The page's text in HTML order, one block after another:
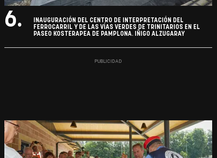
6.
INAUGURACIÓN DEL CENTRO DE INTERPRETACIÓN DEL
FERROCARRIL Y DE LAS VÍAS VERDES DE TRINITARIOS EN EL
PASEO KOSTERAPEA DE PAMPLONA. IÑIGO ALZUGARAY